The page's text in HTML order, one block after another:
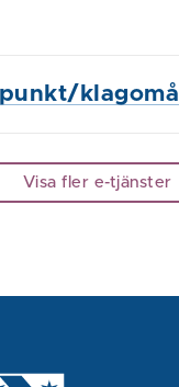
klagomål
Visa fler e-tjänster